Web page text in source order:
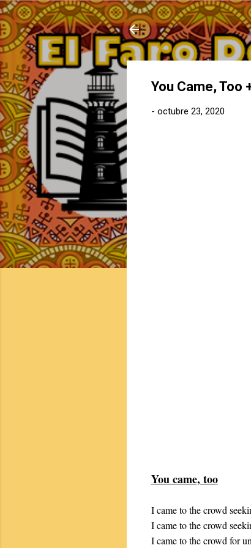
You Came, Too
- octubre 23, 2020
You came, too
I came to the crowd
I came to the crowd
I came to the crowd for